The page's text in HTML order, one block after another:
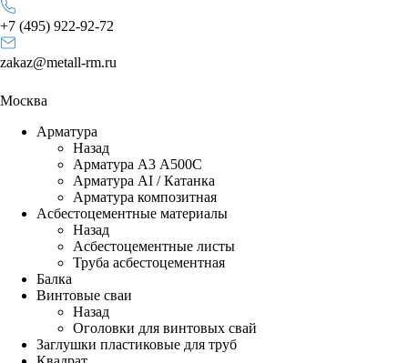
+7 (495) 922-92-72
zakaz@metall-rm.ru
Москва
Арматура
Назад
Арматура А3 А500С
Арматура АI / Катанка
Арматура композитная
Асбестоцементные материалы
Назад
Асбестоцементные листы
Труба асбестоцементная
Балка
Винтовые сваи
Назад
Оголовки для винтовых свай
Заглушки пластиковые для труб